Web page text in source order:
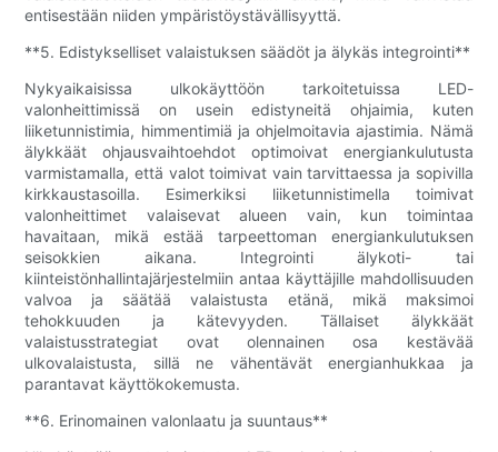
entisestään niiden ympäristöystävällisyyttä.
**5. Edistykselliset valaistuksen säädöt ja älykäs integrointi**
Nykyaikaisissa ulkokäyttöön tarkoitetuissa LED-
valonheittimissä on usein edistyneitä ohjaimia, kuten
liiketunnistimia, himmentimiä ja ohjelmoitavia ajastimia. Nämä
älykkäät ohjausvaihtoehdot optimoivat energiankulutusta
varmistamalla, että valot toimivat vain tarvittaessa ja sopivilla
kirkkaustasoilla. Esimerkiksi liiketunnistimella toimivat
valonheittimet valaisevat alueen vain, kun toimintaa
havaitaan, mikä estää tarpeettoman energiankulutuksen
seisokkien aikana. Integrointi älykoti- tai
kiinteistönhallintajärjestelmiin antaa käyttäjille mahdollisuuden
valvoa ja säätää valaistusta etänä, mikä maksimoi
tehokkuuden ja kätevyyden. Tällaiset älykkäät
valaistusstrategiat ovat olennainen osa kestävää
ulkovalaistusta, sillä ne vähentävät energianhukkaa ja
parantavat käyttökokemusta.
**6. Erinomainen valonlaatu ja suuntaus**